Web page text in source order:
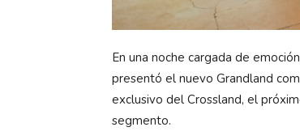
En una noche cargada de
presentó el nuevo Grandland
exclusivo del Crossland, el
segmento.